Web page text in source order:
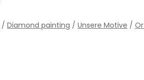
/ Diamond painting / Unsere Motive /